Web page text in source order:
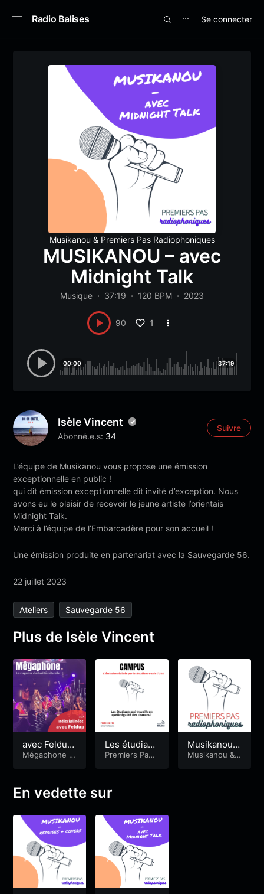
Radio Balises ⋯ Se connecter
Musikanou & Premiers Pas Radiophoniques
MUSIKANOU – avec
Midnight Talk
Musique 37:19 120 BPM 2023
90 1
00:00 37:19
Isèle Vincent
Abonné.e.s: 34
Suivre
L’équipe de Musikanou vous propose une émission
exceptionnelle en public !
qui dit émission exceptionnelle dit invité d’exception. Nous
avons eu le plaisir de recevoir le jeune artiste l’orientais
Midnight Talk.
Merci à l’équipe de l’Embarcadère pour son accueil !
Une émission produite en partenariat avec la Sauvegarde 56.
22 juillet 2023
Ateliers Sauvegarde 56
Plus de Isèle Vincent
avec Feldup
aux Indiscipl
Mégaphone &
Les étudiant
s qui travaill
ances ?
Premiers Pas
Musikanou –
Les chanson
Musikanou &
En vedette sur